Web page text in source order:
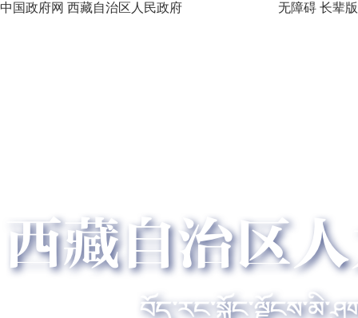
中国政府网 西藏自治区人民政府 无障碍 长辈版